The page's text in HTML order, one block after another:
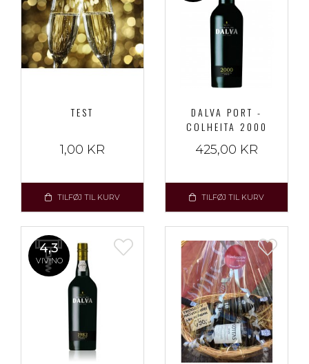
TEST
1,00 KR
TILFØJ TIL KURV
DALVA PORT -
COLHEITA 2000
425,00 KR
TILFØJ TIL KURV
4,3
VIVINO